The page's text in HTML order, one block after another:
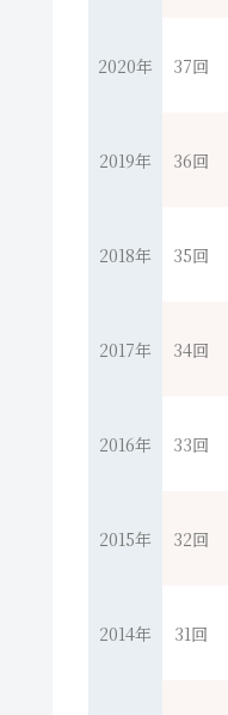
2020年 37回
2019年 36回
2018年 35回
2017年 34回
2016年 33回
2015年 32回
2014年 31回